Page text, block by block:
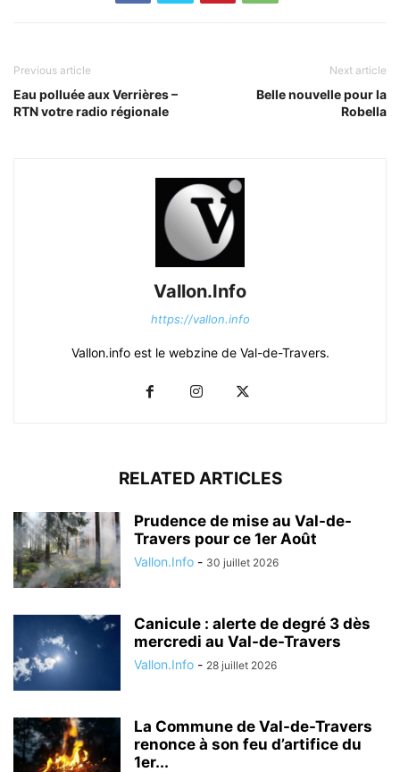
Previous article
Eau polluée aux Verrières –
RTN votre radio régionale
Next article
Belle nouvelle pour la
Robella
Vallon.Info
https://vallon.info
Vallon.info est le webzine de Val-de-Travers.
RELATED ARTICLES
Prudence de mise au Val-de-
Travers pour ce 1er Août
Vallon.Info - 30 juillet 2026
Canicule : alerte de degré 3 dès
mercredi au Val-de-Travers
Vallon.Info - 28 juillet 2026
La Commune de Val-de-Travers
renonce à son feu d’artifice du
1er...